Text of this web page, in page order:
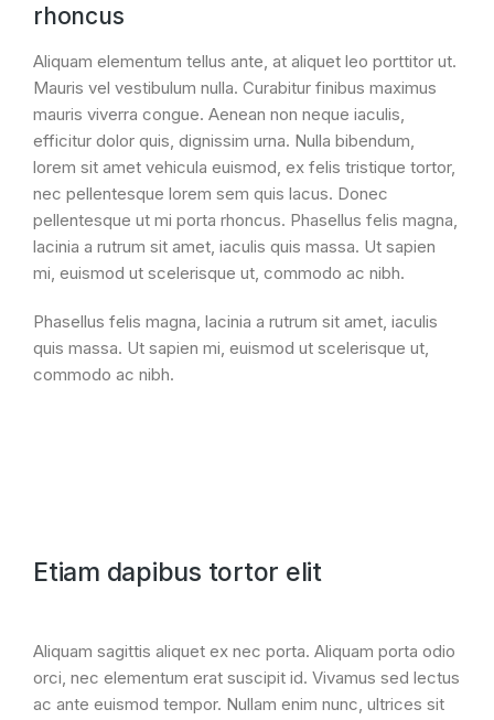
rhoncus
Aliquam elementum tellus ante, at aliquet leo porttitor ut.
Mauris vel vestibulum nulla. Curabitur finibus maximus
mauris viverra congue. Aenean non neque iaculis,
efficitur dolor quis, dignissim urna. Nulla bibendum,
lorem sit amet vehicula euismod, ex felis tristique tortor,
nec pellentesque lorem sem quis lacus. Donec
pellentesque ut mi porta rhoncus. Phasellus felis magna,
lacinia a rutrum sit amet, iaculis quis massa. Ut sapien
mi, euismod ut scelerisque ut, commodo ac nibh.
Phasellus felis magna, lacinia a rutrum sit amet, iaculis
quis massa. Ut sapien mi, euismod ut scelerisque ut,
commodo ac nibh.
Etiam dapibus tortor elit
Aliquam sagittis aliquet ex nec porta. Aliquam porta odio
orci, nec elementum erat suscipit id. Vivamus sed lectus
ac ante euismod tempor. Nullam enim nunc, ultrices sit